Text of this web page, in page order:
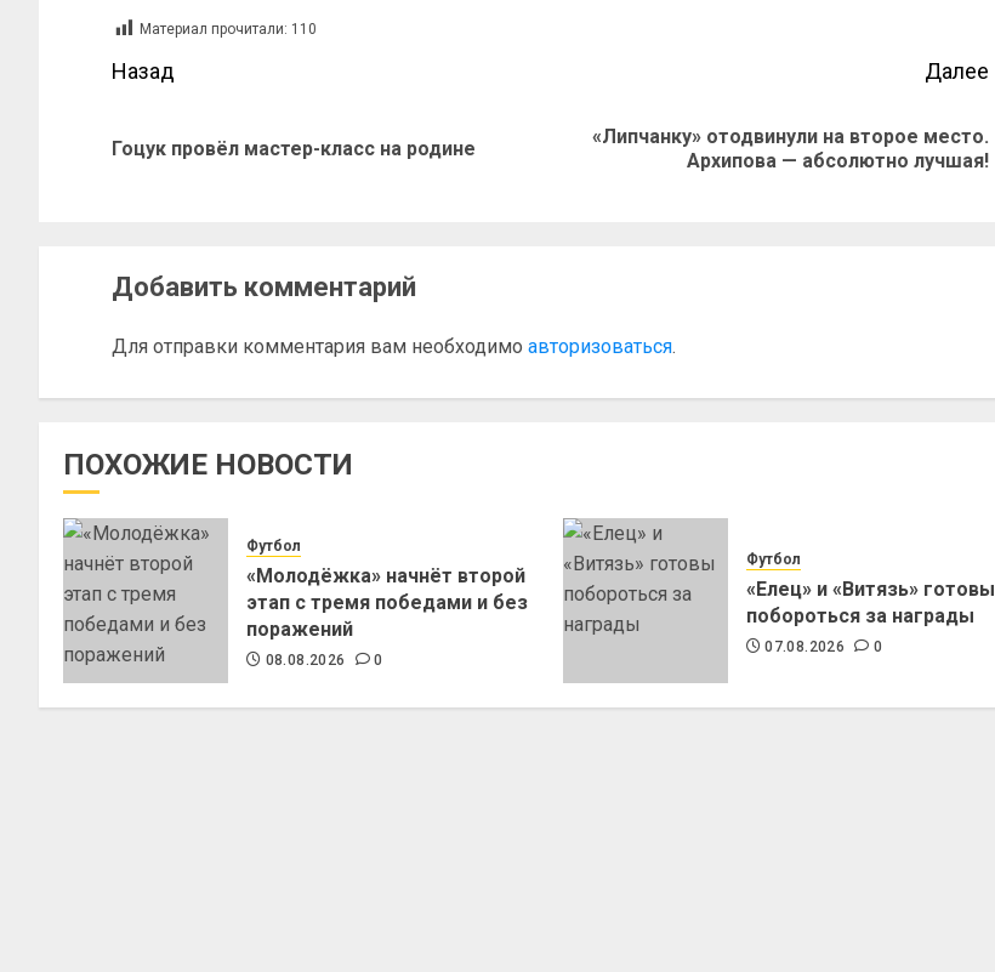
Материал прочитали: 110
Назад
Гоцук провёл мастер-класс на родине
Далее
«Липчанку» отодвинули на второе место.
Архипова — абсолютно лучшая!
Добавить комментарий
Для отправки комментария вам необходимо авторизоваться.
ПОХОЖИЕ НОВОСТИ
Футбол
«Молодёжка» начнёт второй
этап с тремя победами и без
поражений
08.08.2026 0
Футбол
«Елец» и «Витязь» готовы
побороться за награды
07.08.2026 0